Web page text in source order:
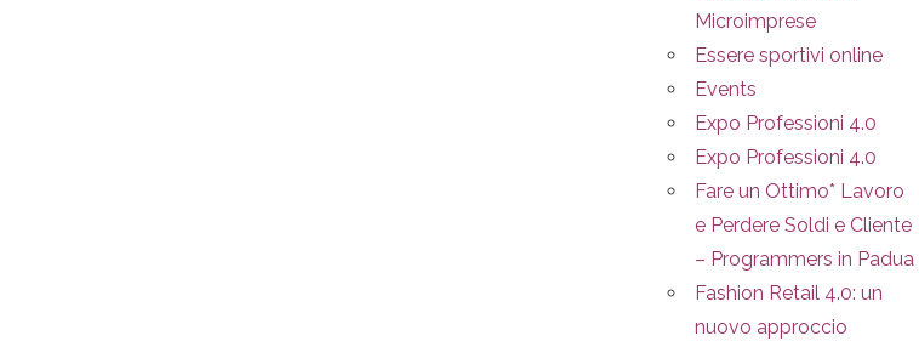
Microimprese
Essere sportivi online
Events
Expo Professioni 4.0
Expo Professioni 4.0
Fare un Ottimo* Lavoro
e Perdere Soldi e Cliente
– Programmers in Padua
Fashion Retail 4.0: un
nuovo approccio